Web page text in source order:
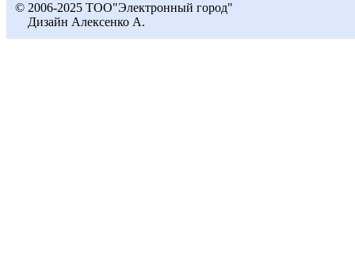
© 2006-2025 ТОО"Электронный город"
Дизайн Алексенко А.